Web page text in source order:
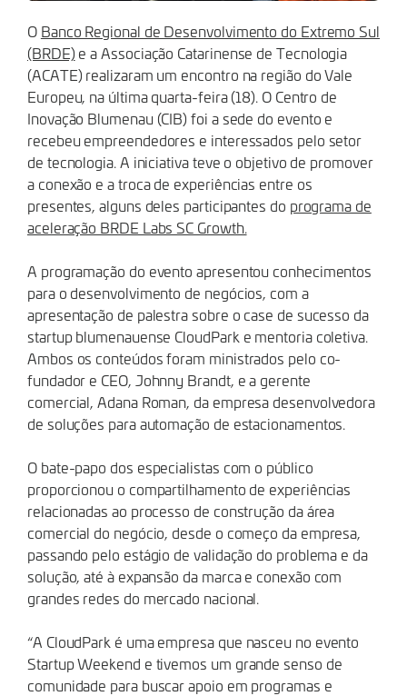
O Banco Regional de Desenvolvimento do Extremo Sul
(BRDE) e a Associação Catarinense de Tecnologia
(ACATE) realizaram um encontro na região do Vale
Europeu, na última quarta-feira (18). O Centro de
Inovação Blumenau (CIB) foi a sede do evento e
recebeu empreendedores e interessados pelo setor
de tecnologia. A iniciativa teve o objetivo de promover
a conexão e a troca de experiências entre os
presentes, alguns deles participantes do programa de
aceleração BRDE Labs SC Growth.
A programação do evento apresentou conhecimentos
para o desenvolvimento de negócios, com a
apresentação de palestra sobre o case de sucesso da
startup blumenauense CloudPark e mentoria coletiva.
Ambos os conteúdos foram ministrados pelo co-
fundador e CEO, Johnny Brandt, e a gerente
comercial, Adana Roman, da empresa desenvolvedora
de soluções para automação de estacionamentos.
O bate-papo dos especialistas com o público
proporcionou o compartilhamento de experiências
relacionadas ao processo de construção da área
comercial do negócio, desde o começo da empresa,
passando pelo estágio de validação do problema e da
solução, até à expansão da marca e conexão com
grandes redes do mercado nacional.
“A CloudPark é uma empresa que nasceu no evento
Startup Weekend e tivemos um grande senso de
comunidade para buscar apoio em programas e